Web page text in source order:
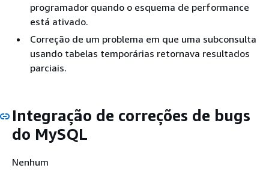
programador quando o esquema de performance
está ativado.
Correção de um problema em que uma subconsulta
usando tabelas temporárias retornava resultados
parciais.
Integração de correções de bugs
do MySQL
Nenhum